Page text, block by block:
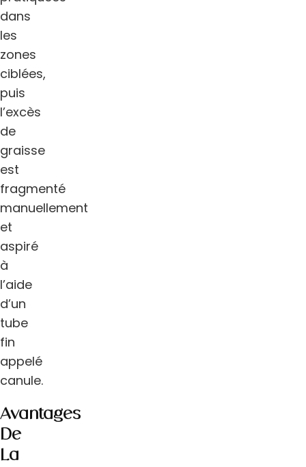
dans
les
zones
ciblées,
puis
l’excès
de
graisse
est
fragmenté
manuellement
et
aspiré
à
l’aide
d’un
tube
fin
appelé
canule.
Avantages
De
La